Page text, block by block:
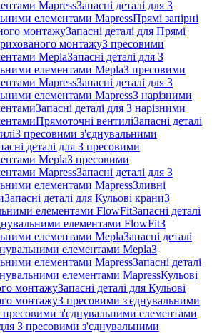
MapressЗапасні деталі для З
елементами MapressПрямі запірні
монтажуЗапасні деталі для Прямі
монтажуЗ пресовими
MeplaЗапасні деталі для З
елементами MeplaЗ пресовими
MapressЗапасні деталі для З
елементами MapressЗ нарізними
Запасні деталі для З нарізними
Прямоточні вентиліЗапасні деталі
З пресовими з'єднувальними
деталі для З пресовими
MeplaЗ пресовими
MapressЗапасні деталі для З
елементами MapressЗливні
Запасні деталі для Кульові краниЗ
елементами FlowFitЗапасні деталі
елементами FlowFitЗ
елементами MeplaЗапасні деталі
елементами MeplaЗ
елементами MapressЗапасні деталі
елементами MapressКульові
монтажуЗапасні деталі для Кульові
монтажуЗ пресовими з'єднувальними
пресовими з'єднувальними елементами
для З пресовими з'єднувальними